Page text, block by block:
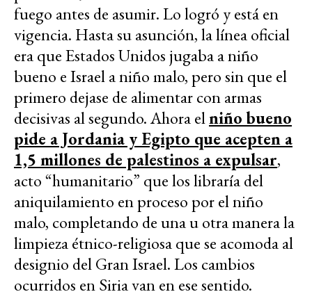
fuego antes de asumir. Lo logró y está en
vigencia. Hasta su asunción, la línea oficial
era que Estados Unidos jugaba a niño
bueno e Israel a niño malo, pero sin que el
primero dejase de alimentar con armas
decisivas al segundo. Ahora elniño bueno
pide a Jordania y Egipto que acepten a
1,5 millones de palestinos a expulsar,
acto “humanitario” que los libraría del
aniquilamiento en proceso por el niño
malo, completando de una u otra manera la
limpieza étnico-religiosa que se acomoda al
designio del Gran Israel. Los cambios
ocurridos en Siria van en ese sentido.